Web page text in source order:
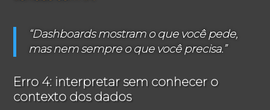
“Dashboards mostram o que você pede,
mas nem sempre o que você precisa.”
Erro 4: interpretar sem conhecer o
contexto dos dados